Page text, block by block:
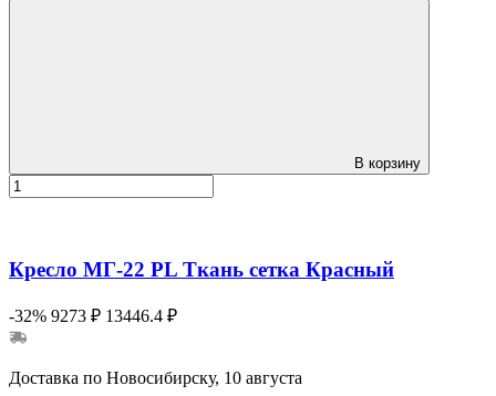
В корзину
Кресло МГ-22 PL Ткань сетка Красный
-32% 9273 ₽ 13446.4 ₽
Доставка по Новосибирску, 10 августа